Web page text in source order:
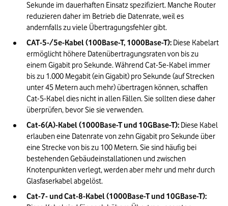
Sekunde im dauerhaften Einsatz spezifiziert. Manche Router
reduzieren daher im Betrieb die Datenrate, weil es
andernfalls zu viele Übertragungsfehler gibt.
CAT-5-/5e-Kabel (100Base-T, 1000Base-T): Diese Kabelart
ermöglicht höhere Datenübertragungsraten von bis zu
einem Gigabit pro Sekunde. Während Cat-5e-Kabel immer
bis zu 1.000 Megabit (ein Gigabit) pro Sekunde (auf Strecken
unter 45 Metern auch mehr) übertragen können, schaffen
Cat-5-Kabel dies nicht in allen Fällen. Sie sollten diese daher
überprüfen, bevor Sie sie verwenden.
Cat-6(A)-Kabel (1000Base-T und 10GBase-T): Diese Kabel
erlauben eine Datenrate von zehn Gigabit pro Sekunde über
eine Strecke von bis zu 100 Metern. Sie sind häufig bei
bestehenden Gebäudeinstallationen und zwischen
Knotenpunkten verlegt, werden aber mehr und mehr durch
Glasfaserkabel abgelöst.
Cat-7- und Cat-8-Kabel (1000Base-T und 10GBase-T):